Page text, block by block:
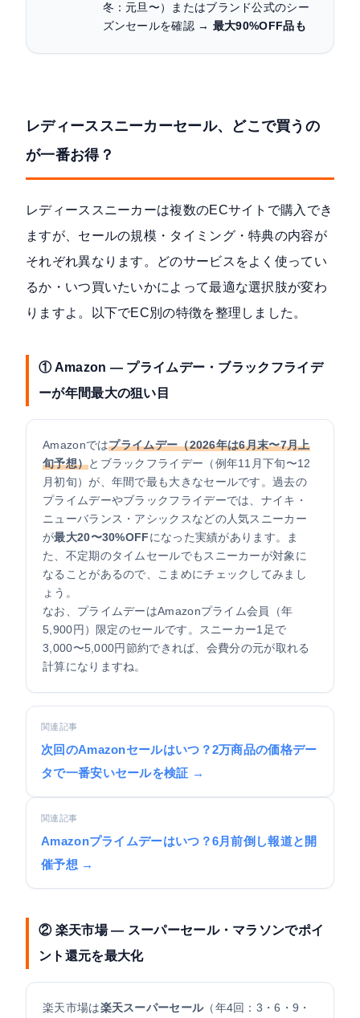
冬：元旦〜）またはブランド公式のシー
ズンセールを確認 → 最大90%OFF品も
レディーススニーカーセール、どこで買うの
が一番お得？
レディーススニーカーは複数のECサイトで購入でき
ますが、セールの規模・タイミング・特典の内容が
それぞれ異なります。どのサービスをよく使ってい
るか・いつ買いたいかによって最適な選択肢が変わ
りますよ。以下でEC別の特徴を整理しました。
① Amazon — プライムデー・ブラックフライデ
ーが年間最大の狙い目
Amazonではプライムデー（2026年は6月末〜7月上
旬予想）とブラックフライデー（例年11月下旬〜12
月初旬）が、年間で最も大きなセールです。過去の
プライムデーやブラックフライデーでは、ナイキ・
ニューバランス・アシックスなどの人気スニーカー
が最大20〜30%OFFになった実績があります。ま
た、不定期のタイムセールでもスニーカーが対象に
なることがあるので、こまめにチェックしてみまし
ょう。
なお、プライムデーはAmazonプライム会員（年
5,900円）限定のセールです。スニーカー1足で
3,000〜5,000円節約できれば、会費分の元が取れる
計算になりますね。
関連記事
次回のAmazonセールはいつ？2万商品の価格デー
タで一番安いセールを検証 →
関連記事
Amazonプライムデーはいつ？6月前倒し報道と開
催予想 →
② 楽天市場 — スーパーセール・マラソンでポイ
ント還元を最大化
楽天市場は楽天スーパーセール（年4回：3・6・9・